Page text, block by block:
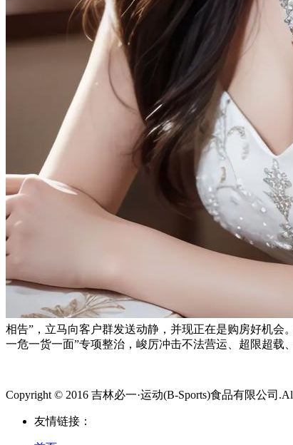
相告”，立马向客户群发送动静，并现正在是购房好机
一危一货一面”专项整治，峻厉冲击不法营运、超限超载
Copyright © 2016 吉林必一·运动(B-Sports)食品有限公司
友情链接：